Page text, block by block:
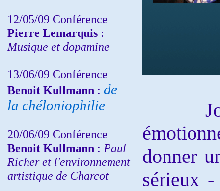
12/05/09 Conférence
Pierre Lemarquis :
Musique et dopamine
13/06/09 Conférence
Benoit Kullmann : de
la chéloniophilie
20/06/09 Conférence
Benoit Kullmann : Paul
Richer et l'environnement
artistique de Charcot
donner
sérieux